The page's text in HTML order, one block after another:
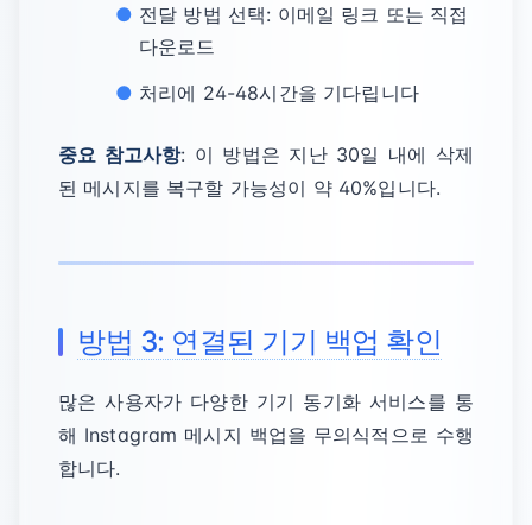
전달 방법 선택: 이메일 링크 또는 직접
다운로드
처리에 24-48시간을 기다립니다
중요 참고사항: 이 방법은 지난 30일 내에 삭제
된 메시지를 복구할 가능성이 약 40%입니다.
방법 3: 연결된 기기 백업 확인
많은 사용자가 다양한 기기 동기화 서비스를 통
해 Instagram 메시지 백업을 무의식적으로 수행
합니다.